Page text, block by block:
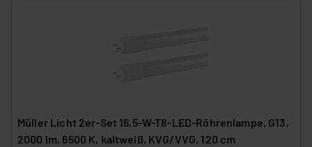
Müller Licht 2er-Set 16,5-W-T8-LED-Röhrenlampe, G13,
2000 lm, 6500 K, kaltweiß, KVG/VVG, 120 cm